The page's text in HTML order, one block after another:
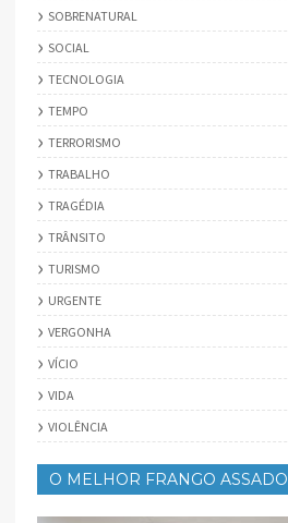
SOBRENATURAL
SOCIAL
TECNOLOGIA
TEMPO
TERRORISMO
TRABALHO
TRAGÉDIA
TRÂNSITO
TURISMO
URGENTE
VERGONHA
VÍCIO
VIDA
VIOLÊNCIA
O MELHOR FRANGO ASSADO